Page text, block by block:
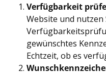
Verfügbarkeit
Website und nutzen
gewünschtes
Echtzeit, ob es